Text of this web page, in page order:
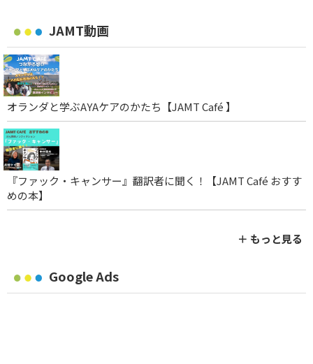
JAMT動画
オランダと学ぶAYAケアのかたち【JAMT Café 】
『ファック・キャンサー』翻訳者に聞く！【JAMT Café おすす
めの本】
＋ もっと見る
Google Ads